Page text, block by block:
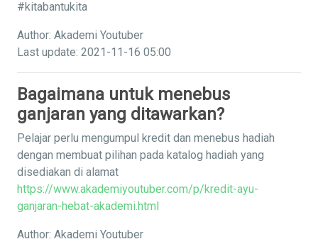
#kitabantukita
Author: Akademi Youtuber
Last update: 2021-11-16 05:00
Bagaimana untuk menebus
ganjaran yang ditawarkan?
Pelajar perlu mengumpul kredit dan menebus hadiah
dengan membuat pilihan pada katalog hadiah yang
disediakan di alamat
https://www.akademiyoutuber.com/p/kredit-ayu-
ganjaran-hebat-akademi.html
Author: Akademi Youtuber